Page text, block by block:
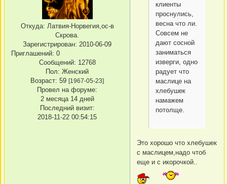
Откуда: Латвия-Норвегия,ос-в
Скрова.
Зарегистрирован: 2010-06-09
Приглашений: 0
Сообщений: 12768
Пол: Женский
Возраст: 59 [1967-05-23]
Провел на форуме:
2 месяца 14 дней
Последний визит:
2018-11-22 00:54:15
клиенты
проснулись,
весна что ли.
Совсем не
дают сосной
заниматься
изверги, одно
радует что
маслице на
хлебушек
намажем
потолще.
Это хорошо что хлебушек
с маслицем,надо чтоб
еще и с икорочкой..